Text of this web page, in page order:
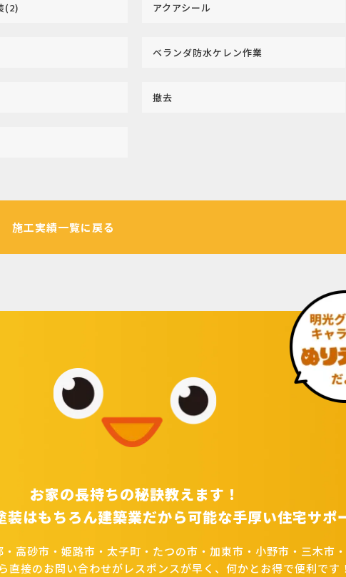
(2) アクアシール
ベランダ防水ケレン作業
撤去
施工実績一覧に戻る
お家の長持ちの秘訣教えます！
はもちろん建築業だから可能な手厚い住宅サポ
高砂市・姫路市・太子町・たつの市・加東市・小野市・三木市
直接のお問い合わせがレスポンスが早く、何かとお得で便利です！